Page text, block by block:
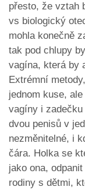
přesto, že vztah
vs biologický
mohla konečně
tak pod chlupy
vagína, která by
Extrémní
jednom kuse,
vagíny i
dvou penisů v
nezměnitelné, i
čára. Holka se
jako ona,
rodiny s dětmi,